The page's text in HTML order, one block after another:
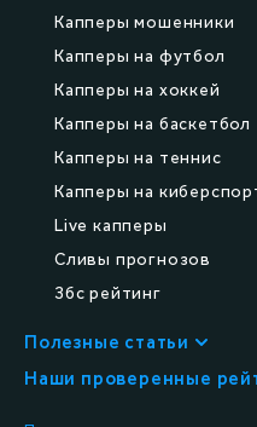
Капперы мошенники
Капперы на футбол
Капперы на хоккей
Капперы на баскетбол
Капперы на теннис
Капперы на
Live капперы
Сливы прогнозов
Збс рейтинг
Полезные статьи
Все статьи
Наши проверенные